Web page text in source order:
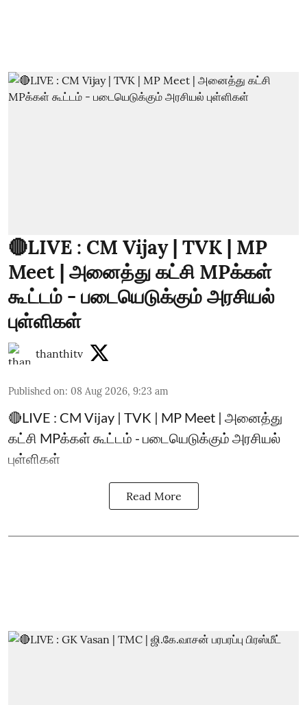
🔴LIVE : CM Vijay | TVK | MP
Meet | அனைத்து கட்சி MPக்கள்
கூட்டம் - படையெடுக்கும் அரசியல்
புள்ளிகள்
thanthitv
Published on: 08 Aug 2026, 9:23 am
🔴LIVE : CM Vijay | TVK | MP Meet | அனைத்து
கட்சி MPக்கள் கூட்டம் - படையெடுக்கும் அரசியல்
புள்ளிகள்
Read More